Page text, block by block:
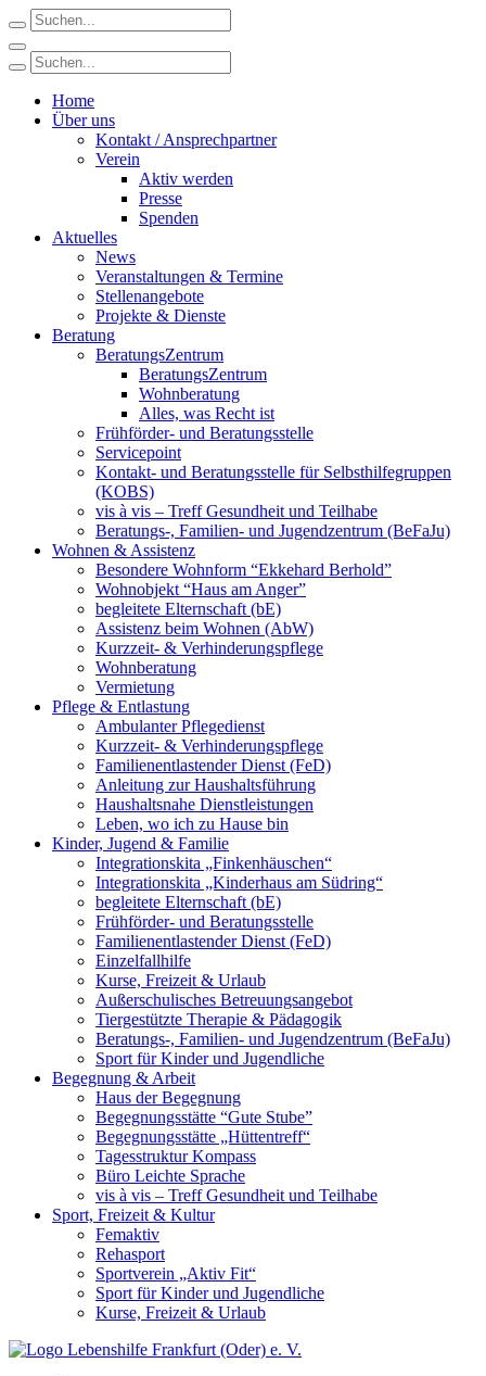
Home
Über uns
Kontakt / Ansprechpartner
Verein
Aktiv werden
Presse
Spenden
Aktuelles
News
Veranstaltungen & Termine
Stellenangebote
Projekte & Dienste
Beratung
BeratungsZentrum
BeratungsZentrum
Wohnberatung
Alles, was Recht ist
Frühförder- und Beratungsstelle
Servicepoint
Kontakt- und Beratungsstelle für Selbsthilfegruppen
(KOBS)
vis à vis – Treff Gesundheit und Teilhabe
Beratungs-, Familien- und Jugendzentrum (BeFaJu)
Wohnen & Assistenz
Besondere Wohnform “Ekkehard Berhold”
Wohnobjekt “Haus am Anger”
begleitete Elternschaft (bE)
Assistenz beim Wohnen (AbW)
Kurzzeit- & Verhinderungspflege
Wohnberatung
Vermietung
Pflege & Entlastung
Ambulanter Pflegedienst
Kurzzeit- & Verhinderungspflege
Familienentlastender Dienst (FeD)
Anleitung zur Haushaltsführung
Haushaltsnahe Dienstleistungen
Leben, wo ich zu Hause bin
Kinder, Jugend & Familie
Integrationskita „Finkenhäuschen“
Integrationskita „Kinderhaus am Südring“
begleitete Elternschaft (bE)
Frühförder- und Beratungsstelle
Familienentlastender Dienst (FeD)
Einzelfallhilfe
Kurse, Freizeit & Urlaub
Außerschulisches Betreuungsangebot
Tiergestützte Therapie & Pädagogik
Beratungs-, Familien- und Jugendzentrum (BeFaJu)
Sport für Kinder und Jugendliche
Begegnung & Arbeit
Haus der Begegnung
Begegnungsstätte “Gute Stube”
Begegnungsstätte „Hüttentreff“
Tagesstruktur Kompass
Büro Leichte Sprache
vis à vis – Treff Gesundheit und Teilhabe
Sport, Freizeit & Kultur
Femaktiv
Rehasport
Sportverein „Aktiv Fit“
Sport für Kinder und Jugendliche
Kurse, Freizeit & Urlaub